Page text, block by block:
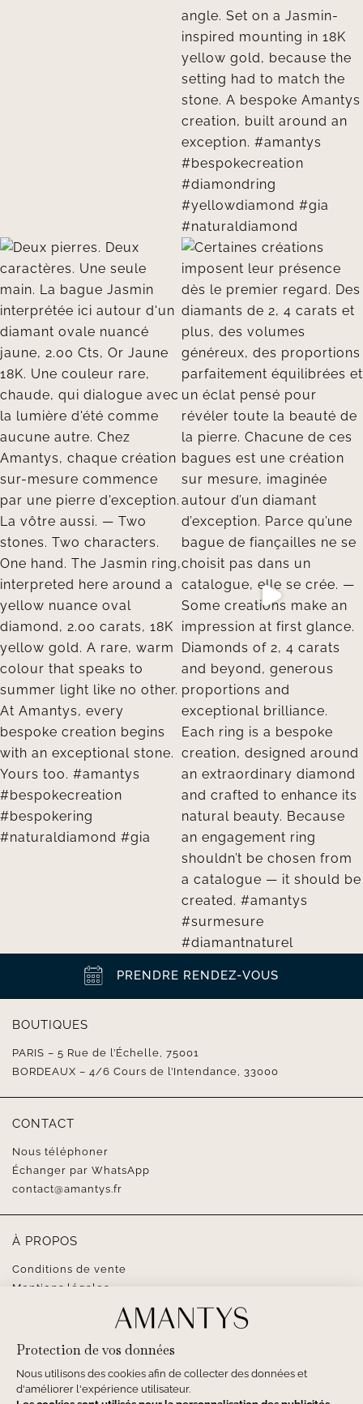
PRENDRE RENDEZ-VOUS
BOUTIQUES
PARIS – 5 Rue de l’Échelle, 75001
BORDEAUX – 4/6 Cours de l’Intendance, 33000
CONTACT
Nous téléphoner
Échanger par WhatsApp
contact@amantys.fr
À PROPOS
Conditions de vente
Mentions légales
SUIVEZ-NOUS